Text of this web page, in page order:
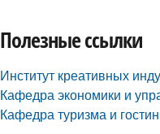
Полезные ссылки
Институт креативных
Кафедра экономики и
Кафедра туризма и